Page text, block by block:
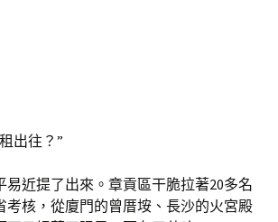
出往？”
易近提了出來。章貢區干脆拉著20多名
考核，從廈門的曾厝垵、長沙的火宮殿